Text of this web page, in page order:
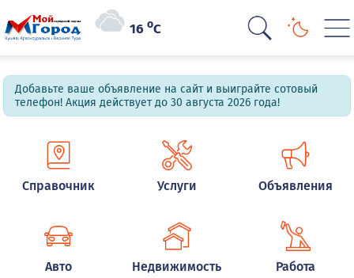
16oC
Добавьте ваше объявление на сайт и выиграйте сотовый
телефон! Акция действует до 30 августа 2026 года!
Справочник Услуги Объявления
Авто Недвижимость Работа